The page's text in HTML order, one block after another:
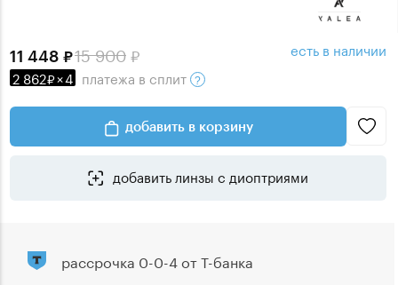
15 900
11 448
2 862 ×4 платежа в сплит
есть в наличии
добавить в корзину
добавить линзы с диоптриями
рассрочка 0-0-4 от Т-банка